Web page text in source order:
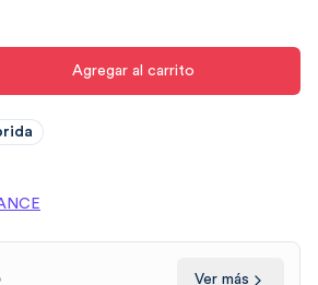
Agregar al carrito
Ver más